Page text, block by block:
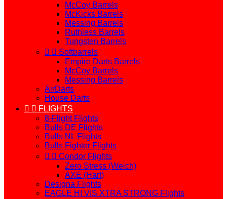
McCoy Barrels
McKicks Barrels
Messing Barrels
Ruthless Barrels
Tungsten Barrels
  Softbarrels
Empire Darts Barrels
McCoy Barrels
Messing Barrels
AirDarts
House Darts
  FLIGHTS
8-Flight Flights
Bulls DE Flights
Bulls NL Flights
Bulls Fighter Flights
  Condor Flights
Zero Stress (Weich)
AXE (Hart)
Designa Flights
EAGLE HI VIS XTRA STRONG Flights